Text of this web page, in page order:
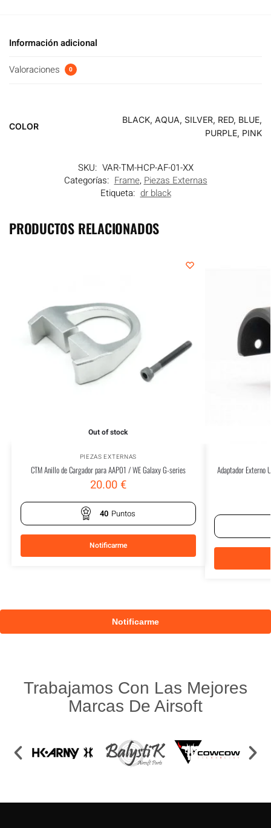
Información adicional
Valoraciones 0
COLOR
BLACK, AQUA, SILVER, RED, BLUE,
PURPLE, PINK
SKU: VAR-TM-HCP-AF-01-XX
Categorías: Frame, Piezas Externas
Etiqueta: dr black
PRODUCTOS RELACIONADOS
Out of stock
PIEZAS EXTERNAS
CTM Anillo de Cargador para AAP01 / WE Galaxy G-series
20.00€
40 Puntos
Notificarme
Adaptador Externo
Trabajamos Con Las Mejores
Marcas De Airsoft